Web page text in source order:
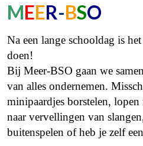
MEER-BSO
Na een lange schooldag is
doen!
Bij Meer-BSO gaan we
van alles ondernemen.
minipaardjes borstelen,
naar vervellingen van
buitenspelen of heb je zelf